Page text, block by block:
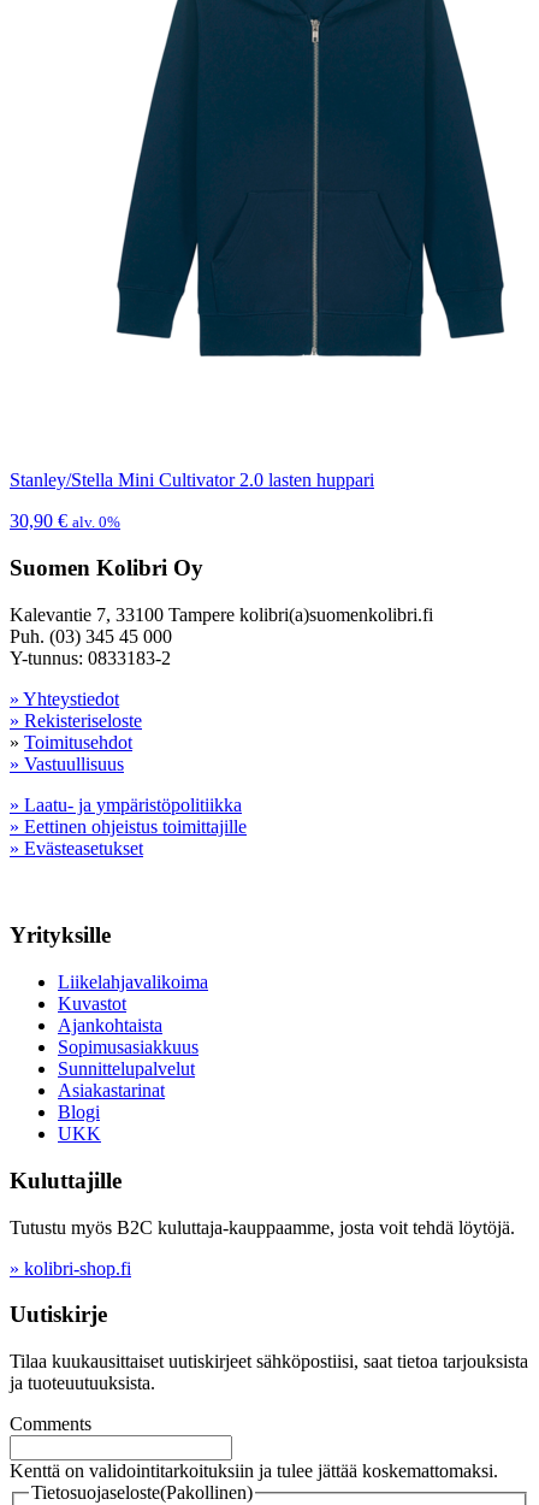
Stanley/Stella Mini Cultivator 2.0 lasten huppari
30,90 € alv. 0%
Suomen Kolibri Oy
Kalevantie 7, 33100 Tampere kolibri(a)suomenkolibri.fi
Puh. (03) 345 45 000
Y-tunnus: 0833183-2
» Yhteystiedot
» Rekisteriseloste
» Toimitusehdot
» Vastuullisuus
» Laatu- ja ympäristöpolitiikka
» Eettinen ohjeistus toimittajille
» Evästeasetukset
Yrityksille
Liikelahjavalikoima
Kuvastot
Ajankohtaista
Sopimusasiakkuus
Sunnittelupalvelut
Asiakastarinat
Blogi
UKK
Kuluttajille
Tutustu myös B2C kuluttaja-kauppaamme, josta voit tehdä löytöjä.
» kolibri-shop.fi
Uutiskirje
Tilaa kuukausittaiset uutiskirjeet sähköpostiisi, saat tietoa tarjouksista
ja tuoteuutuuksista.
Comments
Kenttä on validointitarkoituksiin ja tulee jättää koskemattomaksi.
Tietosuojaseloste(Pakollinen)